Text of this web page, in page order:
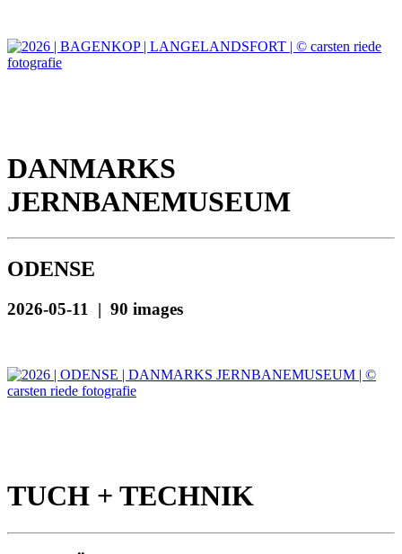
DANMARKS
JERNBANEMUSEUM
ODENSE
2026-05-11 | 90 images
TUCH + TECHNIK